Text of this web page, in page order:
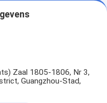
Zaal 1805-1806, Nr 3,
Guangzhou-Stad,